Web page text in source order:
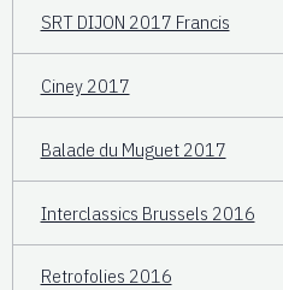
SRT DIJON 2017 Francis
Ciney 2017
Balade du Muguet 2017
Interclassics Brussels 2016
Retrofolies 2016